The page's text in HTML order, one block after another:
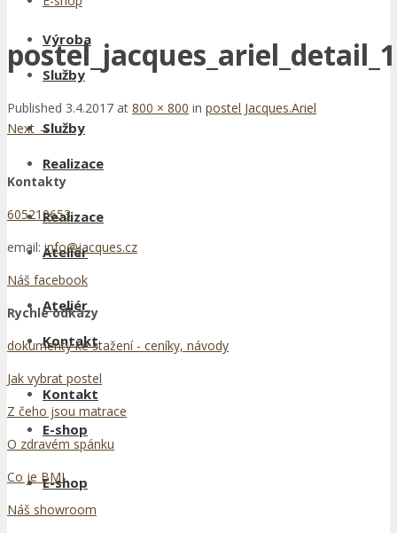
Služby
Realizace
Ateliér
Kontakt
E-shop
Výroba
Služby
Realizace
Ateliér
Kontakt
E-shop
postel_jacques_ariel_detail_1
Published 3.4.2017 at 800 × 800 in postel Jacques.Ariel
Next →
Kontakty
605210653
email: info@jacques.cz
Náš facebook
Rychlé odkazy
dokumenty ke stažení - ceníky, návody
Jak vybrat postel
Z čeho jsou matrace
O zdravém spánku
Co je BMI
Náš showroom